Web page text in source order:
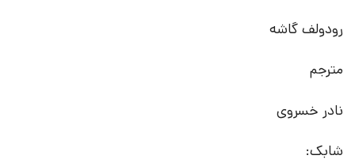
رودولف گاشه
مترجم
نادر خسروی
شابک: